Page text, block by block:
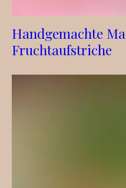
Handgemachte
Fruchtaufstriche